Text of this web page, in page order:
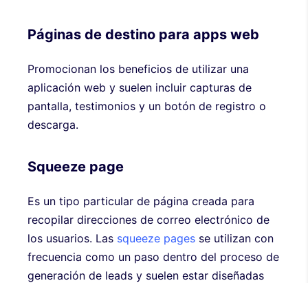
Páginas de destino para apps web
Promocionan los beneficios de utilizar una
aplicación web y suelen incluir capturas de
pantalla, testimonios y un botón de registro o
descarga.
Squeeze page
Es un tipo particular de página creada para
recopilar direcciones de correo electrónico de
los usuarios. Las squeeze pages se utilizan con
frecuencia como un paso dentro del proceso de
generación de leads y suelen estar diseñadas